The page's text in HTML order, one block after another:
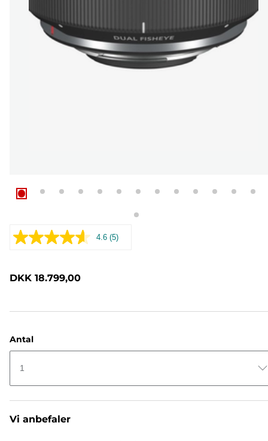
4.6 Læs
(5)
DKK 18.799,00
Antal
1
Vi anbefaler